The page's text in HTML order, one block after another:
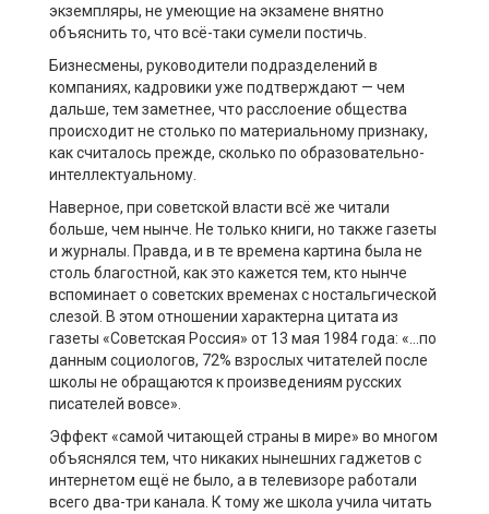
экземпляры, не умеющие на экзамене внятно
объяснить то, что всё-таки сумели постичь.
Бизнесмены, руководители подразделений в
компаниях, кадровики уже подтверждают — чем
дальше, тем заметнее, что расслоение общества
происходит не столько по материальному признаку,
как считалось прежде, сколько по образовательно-
интеллектуальному.
Наверное, при советской власти всё же читали
больше, чем нынче. Не только книги, но также газеты
и журналы. Правда, и в те времена картина была не
столь благостной, как это кажется тем, кто нынче
вспоминает о советских временах с ностальгической
слезой. В этом отношении характерна цитата из
газеты «Советская Россия» от 13 мая 1984 года: «…по
данным социологов, 72% взрослых читателей после
школы не обращаются к произведениям русских
писателей вовсе».
Эффект «самой читающей страны в мире» во многом
объяснялся тем, что никаких нынешних гаджетов с
интернетом ещё не было, а в телевизоре работали
всего два-три канала. К тому же школа учила читать